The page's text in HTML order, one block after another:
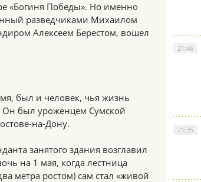
«Богиня Победы». Но именно
разведчиками Михаилом
Алексеем Берестом, вошел
был и человек, чья жизнь
Он был уроженцем Сумской
на-Дону.
занятого здания возглавил
на 1 мая, когда лестница
метра ростом) сам стал «живой
21:46
21:35